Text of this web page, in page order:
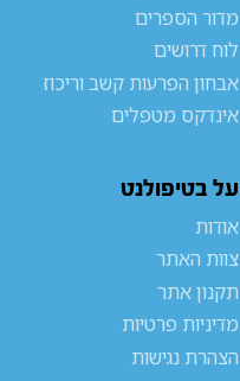
מדור הספרים
לוח דרושים
אבחון הפרעות קשב וריכוז
אינדקס מטפלים
על בטיפולנט
אודות
צוות האתר
תקנון אתר
מדיניות פרטיות
הצהרת נגישות